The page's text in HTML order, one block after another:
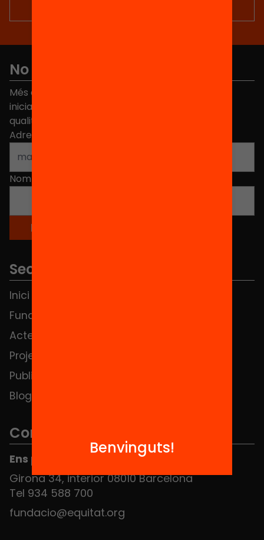
No et perdis res
Més de 40.000 persones ja han triat Equitat. Rep
iniciatives, propostes i projectes per millorar la
qualitat de l'educació a Catalunya.
Adreça electrònica
Nom
Seccions
Inici
Fundació
Actes
Projectes
Publicacions i vídeos
Blog
Contacte
Ens pots trobar al Hub Social
Girona 34, interior 08010 Barcelona
Tel 934 588 700
fundacio@equitat.org
Benvinguts!